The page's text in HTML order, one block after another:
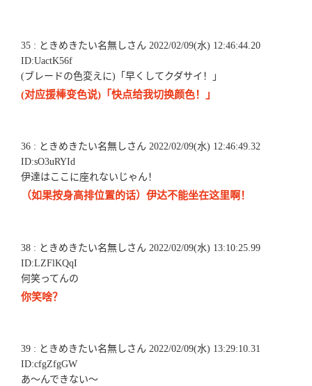
35 : ときめきたい名無しさん 2022/02/09(水) 12:46:44.20
ID:UactK56f
(ブレードの色変えに)「早くしてクダサイ！」
(对应援棒变色说)「快点给我切换颜色！」
36 : ときめきたい名無しさん 2022/02/09(水) 12:46:49.32
ID:sO3uRYId
伊達はここに座れないじゃん！
（如果按身高排位置的话）伊达不能坐在这里啊！
38 : ときめきたい名無しさん 2022/02/09(水) 13:10:25.99
ID:LZFlKQqI
何笑ってんの
你笑啥？
39 : ときめきたい名無しさん 2022/02/09(水) 13:29:10.31
ID:cfgZfgGW
あ～んできない～